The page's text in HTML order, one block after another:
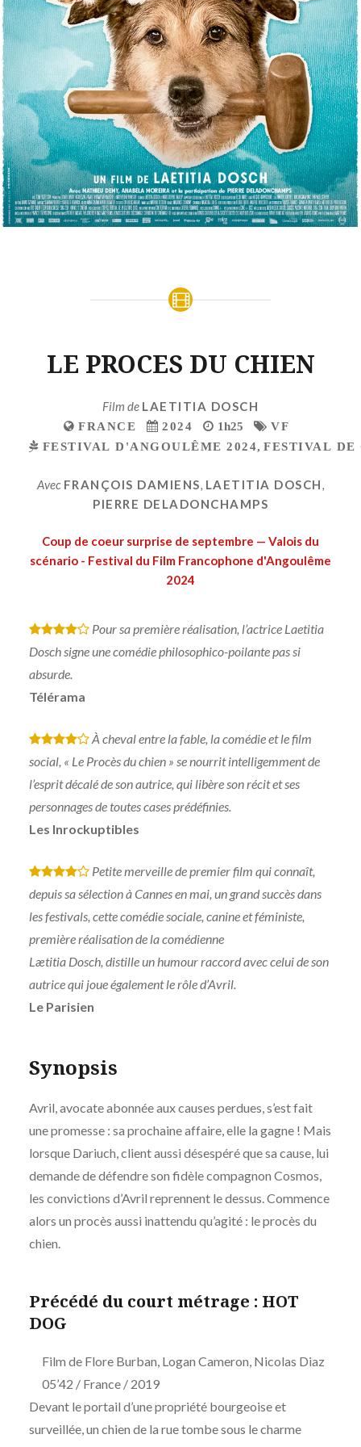
LE PROCES DU CHIEN
Film de LAETITIA DOSCH
FRANCE 2024 1h25
VF
FESTIVAL D'ANGOULÊME 2024,FESTIVAL DE
Avec FRANÇOIS DAMIENS, LAETITIA DOSCH,
PIERRE DELADONCHAMPS
Coup de coeur surprise de septembre — Valois du
scénario - Festival du Film Francophone d'Angoulême
2024
* * * *
Pour sa première réalisation, l’actrice Laetitia
Dosch signe une comédie philosophico-poilante pas si
absurde.
Télérama
* * * *
À cheval entre la fable, la comédie et le film
social, « Le Procès du chien » se nourrit intelligemment de
l’esprit décalé de son autrice, qui libère son récit et ses
personnages de toutes cases prédéfinies.
Les Inrockuptibles
* * * *
Petite merveille de premier film qui connaît,
depuis sa sélection à Cannes en mai, un grand succès dans
les festivals, cette comédie sociale, canine et féministe,
première réalisation de la comédienne
Lætitia Dosch, distille un humour raccord avec celui de son
autrice qui joue également le rôle d’Avril.
Le Parisien
Synopsis
Avril, avocate abonnée aux causes perdues, s’est fait
une promesse : sa prochaine affaire, elle la gagne ! Mais
lorsque Dariuch, client aussi désespéré que sa cause, lui
demande de défendre son fidèle compagnon Cosmos,
les convictions d’Avril reprennent le dessus. Commence
alors un procès aussi inattendu qu’agité : le procès du
chien.
Précédé du court métrage : HOT
DOG
Film de Flore Burban, Logan Cameron, Nicolas Diaz
05’42 / France / 2019
Devant le portail d’une propriété bourgeoise et
surveillée, un chien de la rue tombe sous le charme